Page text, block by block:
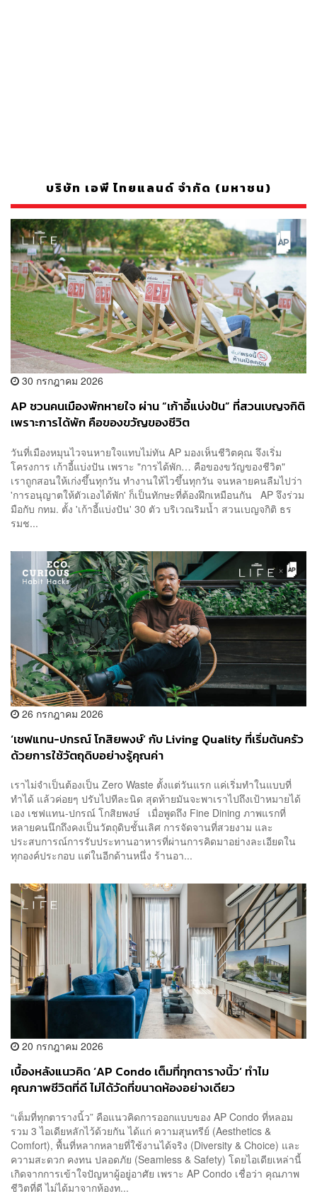
บริษัท เอพี ไทยแลนด์ จำกัด (มหาชน)
30 กรกฎาคม 2026
AP ชวนคนเมืองพักหายใจ ผ่าน “เก้าอี้แบ่งปัน” ที่สวนเบญจกิติ
เพราะการได้พัก คือของขวัญของชีวิต
วันที่เมืองหมุนไวจนหายใจแทบไม่ทัน AP มองเห็นชีวิตคุณ จึงเริ่ม
โครงการ เก้าอี้แบ่งปัน เพราะ "การได้พัก… คือของขวัญของชีวิต"
เราถูกสอนให้เก่งขึ้นทุกวัน ทำงานให้ไวขึ้นทุกวัน จนหลายคนลืมไปว่า
'การอนุญาตให้ตัวเองได้พัก' ก็เป็นทักษะที่ต้องฝึกเหมือนกัน AP จึงร่วม
มือกับ กทม. ตั้ง 'เก้าอี้แบ่งปัน' 30 ตัว บริเวณริมน้ำ สวนเบญจกิติ ธร
รมช...
26 กรกฎาคม 2026
‘เชฟแทน-ปกรณ์ โกสิยพงษ์’ กับ Living Quality ที่เริ่มต้นครัว
ด้วยการใช้วัตถุดิบอย่างรู้คุณค่า
เราไม่จำเป็นต้องเป็น Zero Waste ตั้งแต่วันแรก แค่เริ่มทำในแบบที่
ทำได้ แล้วค่อยๆ ปรับไปทีละนิด สุดท้ายมันจะพาเราไปถึงเป้าหมายได้
เอง เชฟแทน-ปกรณ์ โกสิยพงษ์ เมื่อพูดถึง Fine Dining ภาพแรกที่
หลายคนนึกถึงคงเป็นวัตถุดิบชั้นเลิศ การจัดจานที่สวยงาม และ
ประสบการณ์การรับประทานอาหารที่ผ่านการคิดมาอย่างละเอียดใน
ทุกองค์ประกอบ แต่ในอีกด้านหนึ่ง ร้านอา...
20 กรกฎาคม 2026
เบื้องหลังแนวคิด ‘AP Condo เต็มที่ทุกตารางนิ้ว’ ทำไม
คุณภาพชีวิตที่ดี ไม่ได้วัดที่ขนาดห้องอย่างเดียว
“เต็มที่ทุกตารางนิ้ว” คือแนวคิดการออกแบบของ AP Condo ที่หลอม
รวม 3 ไอเดียหลักไว้ด้วยกัน ได้แก่ ความสุนทรีย์ (Aesthetics &
Comfort), พื้นที่หลากหลายที่ใช้งานได้จริง (Diversity & Choice) และ
ความสะดวก คงทน ปลอดภัย (Seamless & Safety) โดยไอเดียเหล่านี้
เกิดจากการเข้าใจปัญหาผู้อยู่อาศัย เพราะ AP Condo เชื่อว่า คุณภาพ
ชีวิตที่ดี ไม่ได้มาจากห้องท...